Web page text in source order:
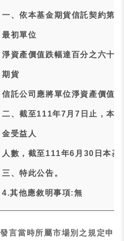
一、依本基金期貨信託契約第
最初單位
淨資產價值跌幅達百分之六十
期貨
信託公司應將單位淨資產價值
二、截至111年7月7日止，本
金受益人
人數，截至111年6月30日本
三、特此公告。
4.其他應敘明事項:無
言當時所屬市場別之規定申